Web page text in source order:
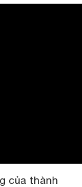
của thành